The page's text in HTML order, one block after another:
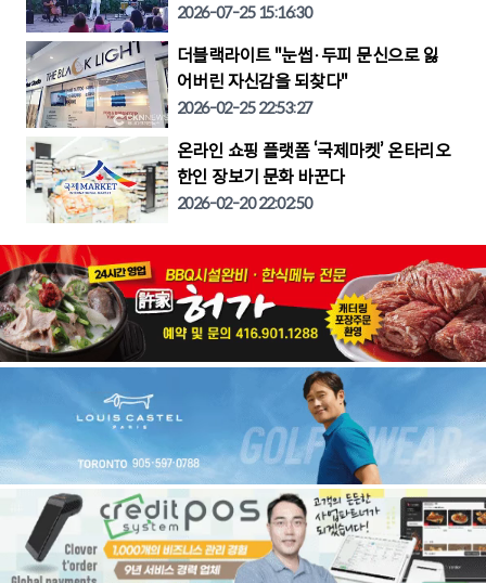
2026-07-25 15:16:30
더블랙라이트 "눈썹·두피 문신으로 잃
어버린 자신감을 되찾다"
2026-02-25 22:53:27
온라인 쇼핑 플랫폼 ‘국제마켓’ 온타리오
한인 장보기 문화 바꾼다
2026-02-20 22:02:50